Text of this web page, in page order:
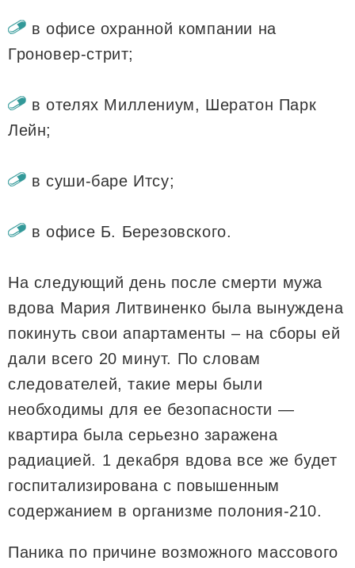
в офисе охранной компании на
Гроновер-стрит;
в отелях Миллениум, Шератон Парк
Лейн;
в суши-баре Итсу;
в офисе Б. Березовского.
На следующий день после смерти мужа
вдова Мария Литвиненко была вынуждена
покинуть свои апартаменты – на сборы ей
дали всего 20 минут. По словам
следователей, такие меры были
необходимы для ее безопасности —
квартира была серьезно заражена
радиацией. 1 декабря вдова все же будет
госпитализирована с повышенным
содержанием в организме полония-210.
Паника по причине возможного массового